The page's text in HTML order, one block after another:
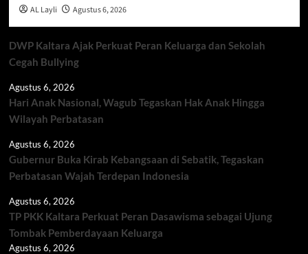
AL Layli Agustus 6, 2026
DWP Kaltara Ajak Perkuat Peran Keluarga dan Sekolah
Cegah Bullying
Agustus 6, 2026
Hari Anak Nasional, Wagub Tegaskan Hak Anak Hingga
Wilayah Perbatasan
Agustus 6, 2026
Gubernur Buka Kirab Kebangsaan di Sebatik, Tegaskan
Perbatasan Wajah Terdepan Indonesia
Agustus 6, 2026
TP PKK Kaltara Perkuat Peran Dasawisma sebagai Ujung
Tombak Pemberdayaan Keluarga
Agustus 6, 2026